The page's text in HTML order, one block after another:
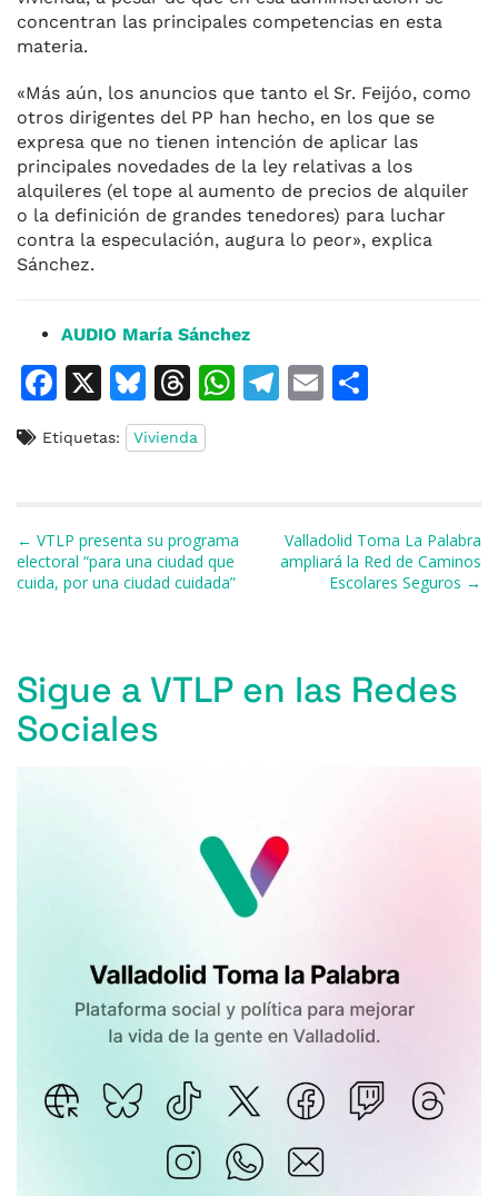
concentran las principales competencias en esta
materia.
«Más aún, los anuncios que tanto el Sr. Feijóo, como
otros dirigentes del PP han hecho, en los que se
expresa que no tienen intención de aplicar las
principales novedades de la ley relativas a los
alquileres (el tope al aumento de precios de alquiler
o la definición de grandes tenedores) para luchar
contra la especulación, augura lo peor», explica
Sánchez.
AUDIO María Sánchez
F
c
b
o
o
X
Bl
u
e
y
T
h
re
s
W
p
T
a
m
E
ti
r
Etiquetas: Vivienda
Navegación de entradas
← VTLP presenta su programa
electoral “para una ciudad que
cuida, por una ciudad cuidada”
Valladolid Toma La Palabra
ampliará la Red de Caminos
Escolares Seguros →
Sigue a VTLP en las Redes
Sociales